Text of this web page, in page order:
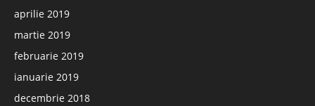
aprilie 2019
martie 2019
februarie 2019
ianuarie 2019
decembrie 2018